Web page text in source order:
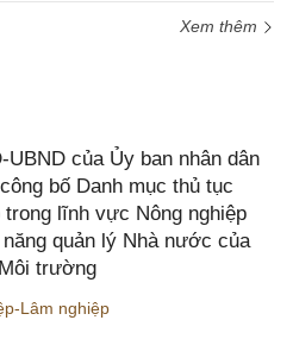
Xem thêm
của Ủy ban nhân dân
bố Danh mục thủ tục
lĩnh vực Nông nghiệp
quản lý Nhà nước của
trường
Lâm nghiệp